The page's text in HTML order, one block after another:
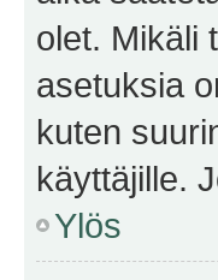
olet. Mikäli
asetuksia
kuten
käyttäjille.
Ylös